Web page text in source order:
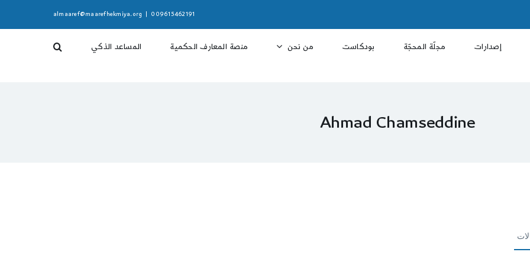
009615462191
almaaref@maarefhekmiya.org
إصدارات مجلّة المحجّة بودكاست من نحن منصة المعارف الحكمية المساعد الذكي
Ahmad Chamseddine